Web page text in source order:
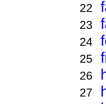
22
23
24
25
26
27